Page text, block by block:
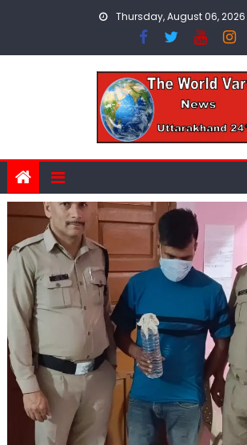
Thursday, August 06, 2026